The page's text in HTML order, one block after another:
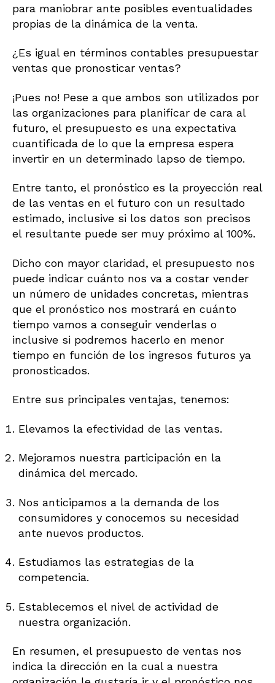
para maniobrar ante posibles eventualidades
propias de la dinámica de la venta.
¿Es igual en términos contables presupuestar
ventas que pronosticar ventas?
¡Pues no! Pese a que ambos son utilizados por
las organizaciones para planificar de cara al
futuro, el presupuesto es una expectativa
cuantificada de lo que la empresa espera
invertir en un determinado lapso de tiempo.
Entre tanto, el pronóstico es la proyección real
de las ventas en el futuro con un resultado
estimado, inclusive si los datos son precisos
el resultante puede ser muy próximo al 100%.
Dicho con mayor claridad, el presupuesto nos
puede indicar cuánto nos va a costar vender
un número de unidades concretas, mientras
que el pronóstico nos mostrará en cuánto
tiempo vamos a conseguir venderlas o
inclusive si podremos hacerlo en menor
tiempo en función de los ingresos futuros ya
pronosticados.
Entre sus principales ventajas, tenemos:
Elevamos la efectividad de las ventas.
Mejoramos nuestra participación en la
dinámica del mercado.
Nos anticipamos a la demanda de los
consumidores y conocemos su necesidad
ante nuevos productos.
Estudiamos las estrategias de la
competencia.
Establecemos el nivel de actividad de
nuestra organización.
En resumen, el presupuesto de ventas nos
indica la dirección en la cual a nuestra